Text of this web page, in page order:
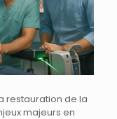
restauration de la
majeurs en